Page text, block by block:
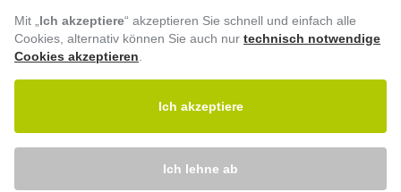
BESUCHEN SIE UNS
Mit „ Ich akzeptiere“ akzeptieren Sie schnell und einfach alle
Cookies, alternativ können Sie auch nur technisch notwendige
Cookies akzeptieren
Ich akzeptiere
Ich lehne ab